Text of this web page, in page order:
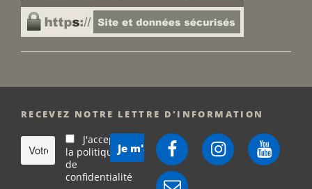
RECEVEZ NOTRE LETTRE D'INFORMATION
J'accepte
la politique
de
confidentialité
FacebookInstagramYouTube
E-